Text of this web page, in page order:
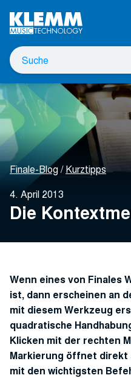
Hauptinhalt
Suche
nach
Finale-Blog Kurztipps
4. April 2013
Die
Wenn eines von Finales
ist, dann erscheinen an
mit diesem Werkzeug
quadratische
Klicken mit der rechten
Markierung öffnet direkt
mit den wichtigsten